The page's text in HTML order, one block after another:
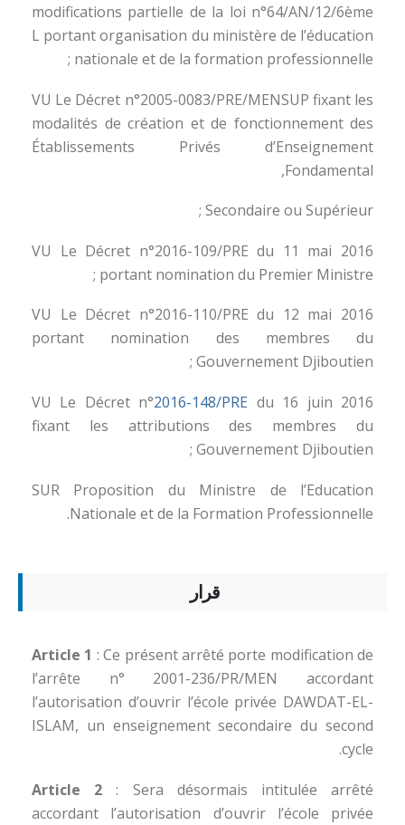
modifications partielle de la loi n°64/AN/12/6ème
L portant organisation du ministère de l’éducation
nationale et de la formation professionnelle ;
VU Le Décret n°2005-0083/PRE/MENSUP fixant les
modalités de création et de fonctionnement des
Établissements Privés d’Enseignement
Fondamental,
Secondaire ou Supérieur ;
VU Le Décret n°2016-109/PRE du 11 mai 2016
portant nomination du Premier Ministre ;
VU Le Décret n°2016-110/PRE du 12 mai 2016
portant nomination des membres du
Gouvernement Djiboutien ;
VU Le Décret n°2016-148/PRE du 16 juin 2016
fixant les attributions des membres du
Gouvernement Djiboutien ;
SUR Proposition du Ministre de l’Education
Nationale et de la Formation Professionnelle.
قرار
Article 1 : Ce présent arrêté porte modification de
l’arrête n° 2001-236/PR/MEN accordant
l’autorisation d’ouvrir l’école privée DAWDAT-EL-
ISLAM, un enseignement secondaire du second
cycle.
Article 2 : Sera désormais intitulée arrêté
accordant l’autorisation d’ouvrir l’école privée